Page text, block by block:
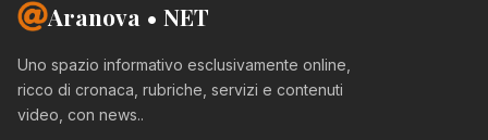
Aranova • NET
Uno spazio informativo esclusivamente online,
ricco di cronaca, rubriche, servizi e contenuti
video, con news..